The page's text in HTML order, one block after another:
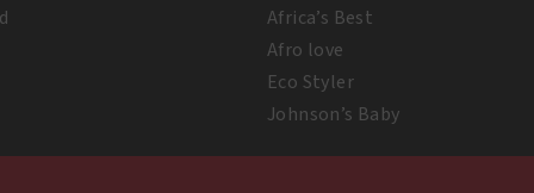
Africa’s Best
Afro love
Eco Styler
Johnson’s Baby